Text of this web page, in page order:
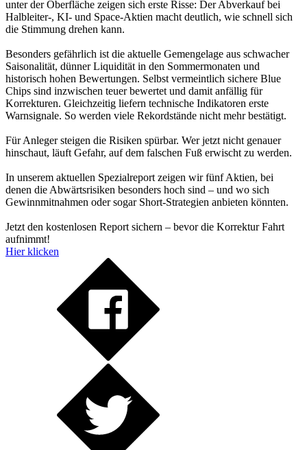
unter der Oberfläche zeigen sich erste Risse: Der Abverkauf bei
Halbleiter-, KI- und Space-Aktien macht deutlich, wie schnell sich
die Stimmung drehen kann.
Besonders gefährlich ist die aktuelle Gemengelage aus schwacher
Saisonalität, dünner Liquidität in den Sommermonaten und
historisch hohen Bewertungen. Selbst vermeintlich sichere Blue
Chips sind inzwischen teuer bewertet und damit anfällig für
Korrekturen. Gleichzeitig liefern technische Indikatoren erste
Warnsignale. So werden viele Rekordstände nicht mehr bestätigt.
Für Anleger steigen die Risiken spürbar. Wer jetzt nicht genauer
hinschaut, läuft Gefahr, auf dem falschen Fuß erwischt zu werden.
In unserem aktuellen Spezialreport zeigen wir fünf Aktien, bei
denen die Abwärtsrisiken besonders hoch sind – und wo sich
Gewinnmitnahmen oder sogar Short-Strategien anbieten könnten.
Jetzt den kostenlosen Report sichern – bevor die Korrektur Fahrt
aufnimmt!
Hier klicken